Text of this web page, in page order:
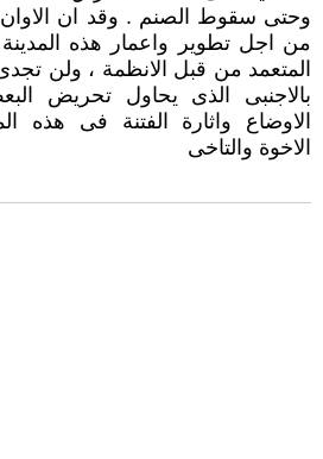
وحتى سقوط الصنم . وقد ان الاوان
من اجل تطوير واعمار هذه المدينة
المتعمد من قبل الانظمة ، ولن
بالاجنبى الذى يحاول تحريض
الاوضاع واثارة الفتنة فى هذه
الاخوة والتاخى